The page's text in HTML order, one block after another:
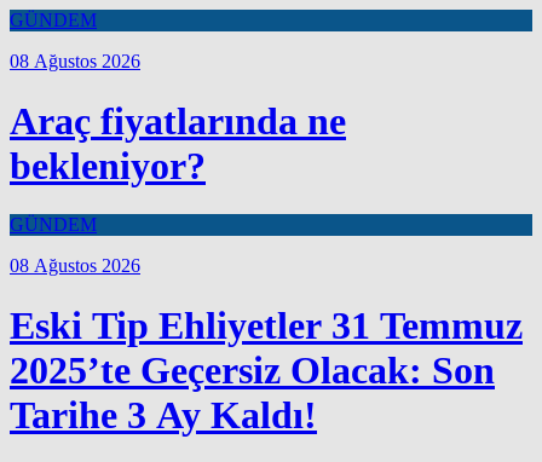
GÜNDEM
08 Ağustos 2026
Araç fiyatlarında ne
bekleniyor?
GÜNDEM
08 Ağustos 2026
Eski Tip Ehliyetler 31 Temmuz
2025’te Geçersiz Olacak: Son
Tarihe 3 Ay Kaldı!